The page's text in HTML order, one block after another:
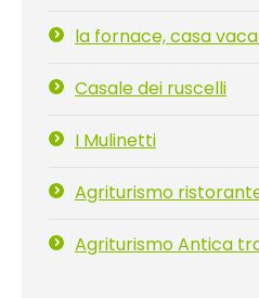
la fornace, casa
Casale dei ruscelli
I Mulinetti
Agriturismo
Agriturismo Antica